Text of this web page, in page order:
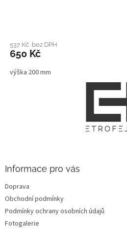
537 Kč bez DPH
650 Kč
výška 200 mm
Informace pro vás
Doprava
Obchodní podmínky
Podmínky ochrany osobních údajů
Fotogalerie